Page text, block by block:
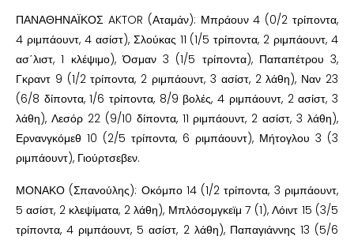
ΠΑΝΑΘΗΝΑΪΚΟΣ AKTOR (Αταμάν): Μπράουν 4 (0/2 τρίποντα,
4 ριμπάουντ, 4 ασίστ), Σλούκας 11 (1/5 τρίποντα, 2 ριμπάουντ, 4
ασ΄λιστ, 1 κλέψιμο), Όσμαν 3 (1/5 τρίποντα), Παπαπέτρου 3,
Γκραντ 9 (1/2 τρίποντα, 2 ριμπάουντ, 3 ασίστ, 2 λάθη), Ναν 23
(6/8 δίποντα, 1/6 τρίποντα, 8/9 βολές, 4 ριμπάουντ, 2 ασίστ, 3
λάθη), Λεσόρ 22 (9/10 δίποντα, 11 ριμπάουντ, 2 ασίστ, 3 λάθη),
Ερνανγκόμεθ 10 (2/5 τρίποντα, 6 ριμπάουντ), Μήτογλου 3 (3
ριμπάουντ), Γιούρτσεβεν.
ΜΟΝΑΚΟ (Σπανούλης): Οκόμπο 14 (1/2 τρίποντα, 3 ριμπάουντ,
5 ασίστ, 2 κλεψίματα, 2 λάθη), Μπλόσομγκεϊμ 7 (1), Λόιντ 15 (3/5
τρίποντα, 4 ριμπάουντ, 5 ασίστ, 2 λάθη), Παπαγιάννης 13 (5/6